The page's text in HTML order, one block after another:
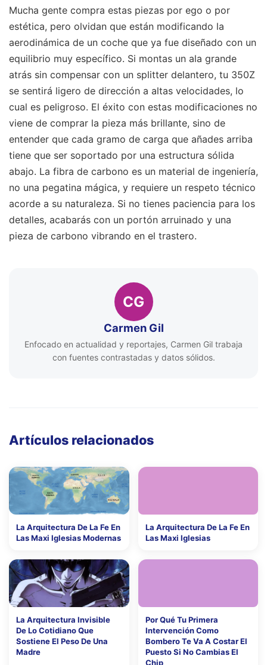
Mucha gente compra estas piezas por ego o por
estética, pero olvidan que están modificando la
aerodinámica de un coche que ya fue diseñado con un
equilibrio muy específico. Si montas un ala grande
atrás sin compensar con un splitter delantero, tu 350Z
se sentirá ligero de dirección a altas velocidades, lo
cual es peligroso. El éxito con estas modificaciones no
viene de comprar la pieza más brillante, sino de
entender que cada gramo de carga que añades arriba
tiene que ser soportado por una estructura sólida
abajo. La fibra de carbono es un material de ingeniería,
no una pegatina mágica, y requiere un respeto técnico
acorde a su naturaleza. Si no tienes paciencia para los
detalles, acabarás con un portón arruinado y una
pieza de carbono vibrando en el trastero.
CG
Carmen Gil
Enfocado en actualidad y reportajes, Carmen Gil trabaja
con fuentes contrastadas y datos sólidos.
Artículos relacionados
La Arquitectura De La Fe En
Las Maxi Iglesias Modernas
La Arquitectura De La Fe En
Las Maxi Iglesias
La Arquitectura Invisible
De Lo Cotidiano Que
Sostiene El Peso De Una
Madre
Por Qué Tu Primera
Intervención Como
Bombero Te Va A Costar El
Puesto Si No Cambias El
Chip